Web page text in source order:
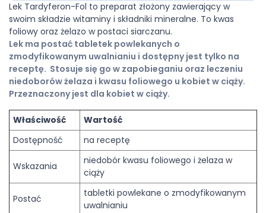
Lek Tardyferon-Fol to preparat złożony zawierający w
swoim składzie witaminy i składniki mineralne. To kwas
foliowy oraz żelazo w postaci siarczanu.
Lek ma postać tabletek powlekanych o
zmodyfikowanym uwalnianiu i dostępny jest tylko na
receptę. Stosuje się go w zapobieganiu oraz leczeniu
niedoborów żelaza i kwasu foliowego u kobiet w ciąży.
Przeznaczony jest dla kobiet w ciąży.
Właściwość
Wartość
Dostępność
na receptę
Wskazania
niedobór kwasu foliowego i żelaza w
ciąży
Postać
tabletki powlekane o zmodyfikowanym
uwalnianiu